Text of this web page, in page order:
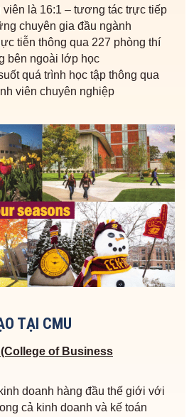
là 16:1 – tương tác trực tiếp
chuyên gia đầu ngành
tiễn thông qua 227 phòng thí
bên ngoài lớp học
quá trình học tập thông qua
viên chuyên nghiệp
TẠI CMU
of Business
doanh hàng đầu thế giới với
cả kinh doanh và kế toán